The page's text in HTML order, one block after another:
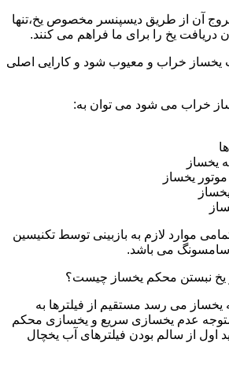
خروج آن از طریق دیسپنسر مخصوص یخ،تنها
دریافت یخ را برای ما فراهم می کنند.
یخساز خراب و معیوب شود و کارایی اصلی
خراب می شود می توان به:
یخساز
یخساز
موارد لازم به بازبینی توسط تکنیسین
سامسونگ می باشد.
نبستن محکم یخساز چیست؟
یخساز می رسد مستقیم از فیلترها به
عدم یخسازی سریع و یخسازی محکم
اول از سالم بودن فیلترهای آب یخچال